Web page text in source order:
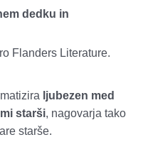
dedku in
Flanders Literature.
ljubezen med
starši, nagovarja tako
starše.